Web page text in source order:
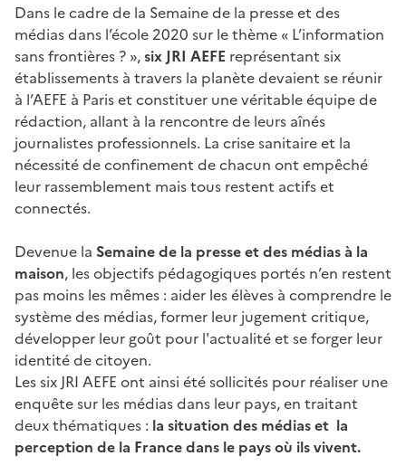
Dans le cadre de la Semaine de la presse et des
médias dans l’école 2020 sur le thème « L’information
sans frontières ? »,six JRI AEFE représentant six
établissements à travers la planète devaient se réunir
à l’AEFE à Paris et constituer une véritable équipe de
rédaction, allant à la rencontre de leurs aînés
journalistes professionnels. La crise sanitaire et la
nécessité de confinement de chacun ont empêché
leur rassemblement mais tous restent actifs et
connectés.
Devenue la Semaine de la presse et des médias à la
maison, les objectifs pédagogiques portés n’en restent
pas moins les mêmes : aider les élèves à comprendre le
système des médias, former leur jugement critique,
développer leur goût pour l'actualité et se forger leur
identité de citoyen.
Les six JRI AEFE ont ainsi été sollicités pour réaliser une
enquête sur les médias dans leur pays, en traitant
deux thématiques : la situation des médias et la
perception de la France dans le pays où ils vivent.